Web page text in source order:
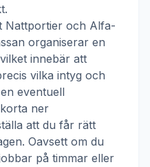
Nattportier och Alfa-
organiserar en
innebär att
vilka intyg och
eventuell
ner
att du får rätt
Oavsett om du
på timmar eller